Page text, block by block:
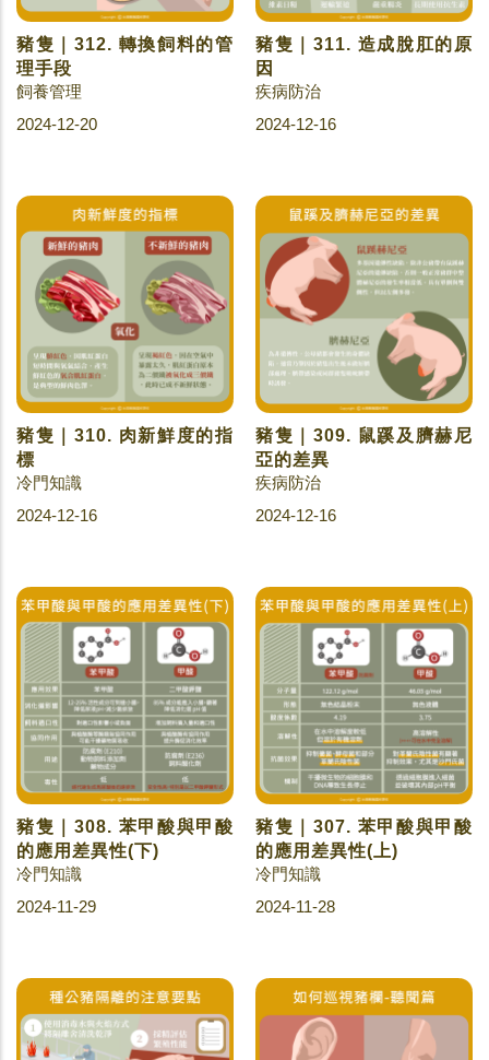
豬隻｜312. 轉換飼料的管
理手段
飼養管理
2024-12-20
豬隻｜311. 造成脫肛的原
因
疾病防治
2024-12-16
豬隻｜310. 肉新鮮度的指
標
冷門知識
2024-12-16
豬隻｜309. 鼠蹊及臍赫尼
亞的差異
疾病防治
2024-12-16
豬隻｜308. 苯甲酸與甲酸
的應用差異性(下)
冷門知識
2024-11-29
豬隻｜307. 苯甲酸與甲酸
的應用差異性(上)
冷門知識
2024-11-28